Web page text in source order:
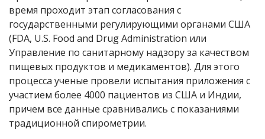
время проходит этап согласования с
государственными регулирующими органами США
(FDA, U.S. Food and Drug Administration или
Управление по санитарному надзору за качеством
пищевых продуктов и медикаментов). Для этого
процесса ученые провели испытания приложения с
участием более 4000 пациентов из США и Индии,
причем все данные сравнивались с показаниями
традиционной спирометрии.